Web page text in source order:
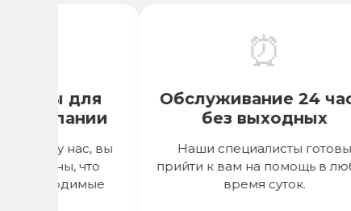
для
у нас, вы
что
⏰
Обслуживание 24 часа,
без выходных
Наши специалисты готовы
прийти к вам на помощь в любое
время суток.